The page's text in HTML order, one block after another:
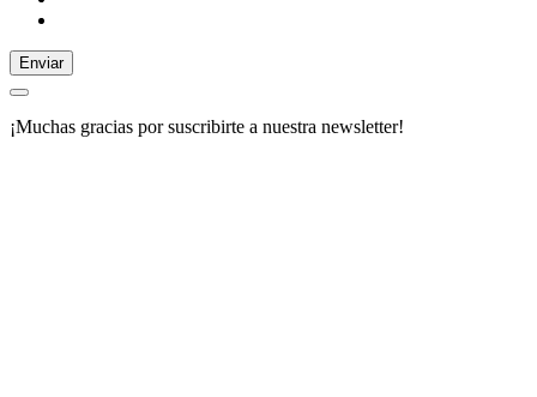
Enviar
¡Muchas gracias por suscribirte a nuestra newsletter!